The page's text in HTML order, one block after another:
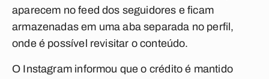
aparecem no feed dos seguidores e ficam
armazenadas em uma aba separada no perfil,
onde é possível revisitar o conteúdo.
O Instagram informou que o crédito é mantido